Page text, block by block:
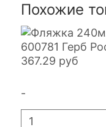
Похожие
600781 Герб
367.29 руб
-